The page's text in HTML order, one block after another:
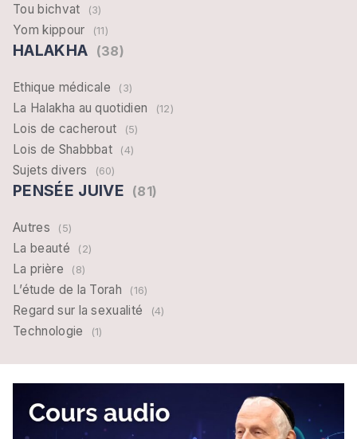
Tou bichvat (3)
Yom kippour (11)
HALAKHA (38)
Ethique médicale (3)
La Halakha au quotidien (12)
Lois de cacherout (5)
Lois de Shabbbat (4)
Sujets divers (60)
PENSÉE JUIVE (81)
Autres (5)
La beauté (2)
La prière (8)
L’étude de la Torah (16)
Regard sur la sexualité (4)
Technologie (1)